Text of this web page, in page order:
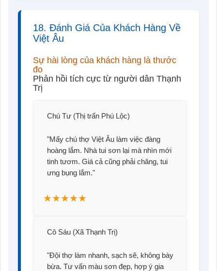
18. Đánh Giá Của Khách Hàng Về
Việt Âu
Sự hài lòng của khách hàng là thước
đo
Phản hồi tích cực từ người dân Thạnh
Trị
Chú Tư (Thị trấn Phú Lộc)
"Mấy chú thợ Việt Âu làm việc đàng
hoàng lắm. Nhà tui sơn lại mà nhìn mới
tinh tươm. Giá cả cũng phải chăng, tui
ưng bụng lắm."
★★★★★
Cô Sáu (Xã Thạnh Trị)
"Đội thợ làm nhanh, sạch sẽ, không bày
bừa. Tư vấn màu sơn đẹp, hợp ý gia